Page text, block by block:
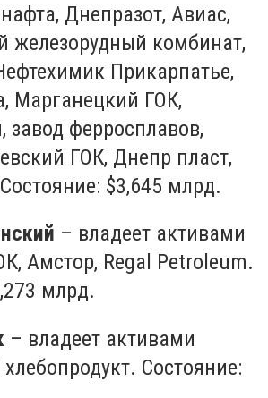
Днепразот, Авиас,
железорудный комбинат,
Прикарпатье,
Марганецкий ГОК,
завод ферросплавов,
ГОК, Днепр пласт,
$3,645 млрд.
– владеет активами
Амстор, Regal Petroleum.
млрд.
– владеет активами
Состояние: